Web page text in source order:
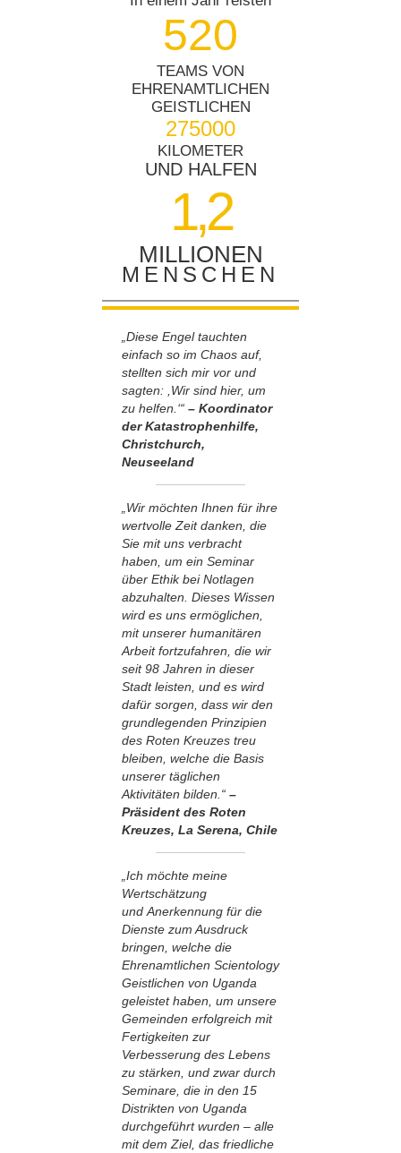
520
TEAMS VON
EHRENAMTLICHEN
GEISTLICHEN
275000
KILOMETER
UND HALFEN
1,2
MILLIONEN
MENSCHEN
„Diese Engel tauchten
einfach so im Chaos auf,
stellten sich mir vor und
sagten: ,Wir sind hier, um
zu helfen.‘“ – Koordinator
der Katastrophenhilfe,
Christchurch,
Neuseeland
„Wir möchten Ihnen für ihre
wertvolle Zeit danken, die
Sie mit uns verbracht
haben, um ein Seminar
über Ethik bei Notlagen
abzuhalten. Dieses Wissen
wird es uns ermöglichen,
mit unserer humanitären
Arbeit fortzufahren, die wir
seit 98 Jahren in dieser
Stadt leisten, und es wird
dafür sorgen, dass wir den
grundlegenden Prinzipien
des Roten Kreuzes treu
bleiben, welche die Basis
unserer täglichen
Aktivitäten bilden.“ –
Präsident des Roten
Kreuzes, La Serena, Chile
„Ich möchte meine
Wertschätzung
und Anerkennung für die
Dienste zum Ausdruck
bringen, welche die
Ehrenamtlichen Scientology
Geistlichen von Uganda
geleistet haben, um unsere
Gemeinden erfolgreich mit
Fertigkeiten zur
Verbesserung des Lebens
zu stärken, und zwar durch
Seminare, die in den 15
Distrikten von Uganda
durchgeführt wurden – alle
mit dem Ziel, das friedliche